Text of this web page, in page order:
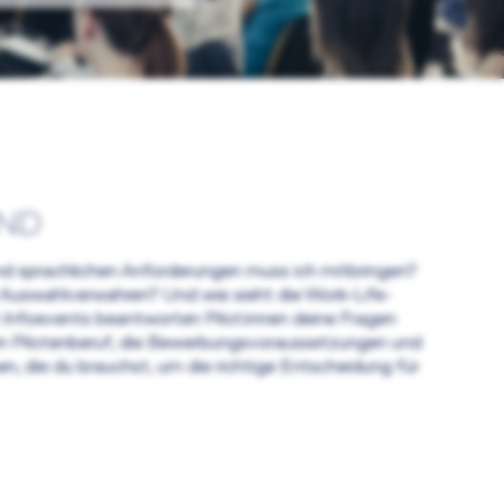
sprachlichen Anforderungen muss ich mitbringen?
Und wie sieht die Work-Life-
beantworten Pilot:innen deine Fragen
Pilotenberuf, die Bewerbungsvoraussetzungen und
die du brauchst, um die richtige Entscheidung für